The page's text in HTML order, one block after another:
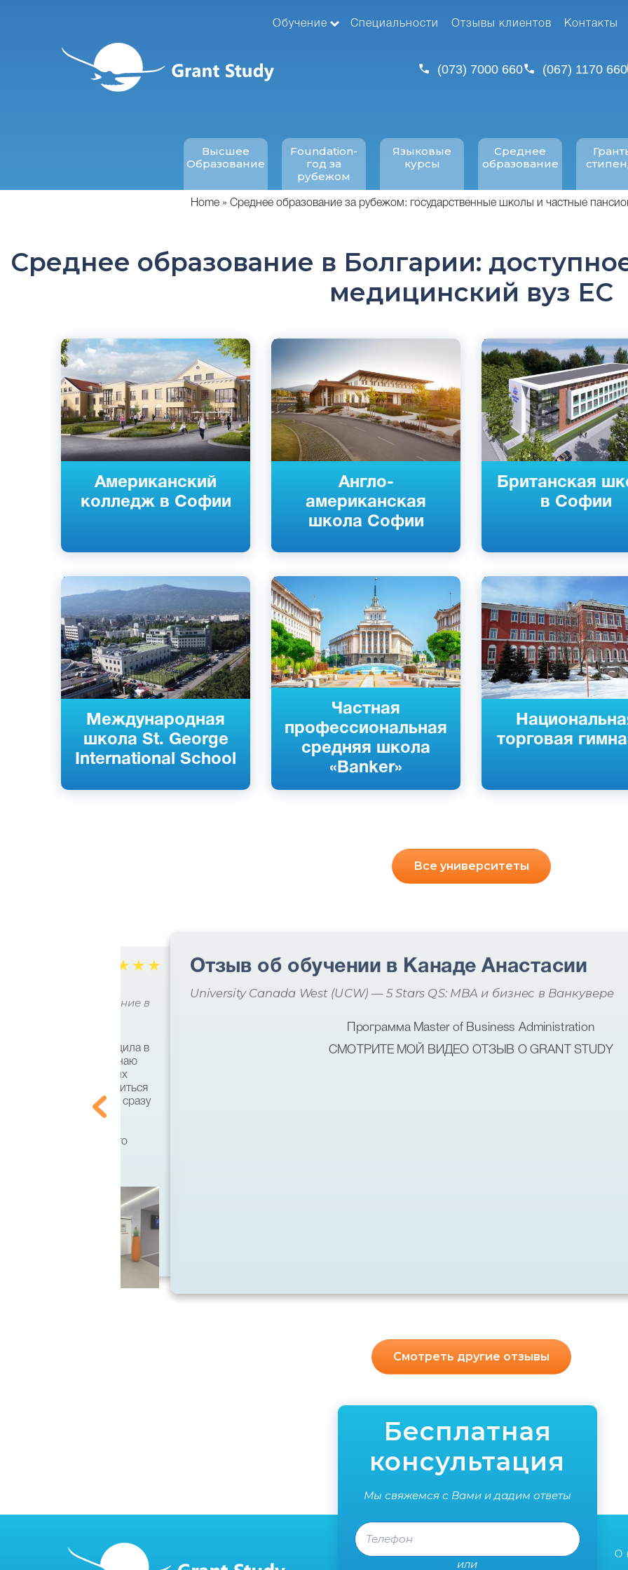
содержанию
Обучение Специальности Отзывы клиентов Контакты
(073) 7000 660 (067) 1170 660
Высшее
Образование
Foundation-
год за
рубежом
Языковые
курсы
Среднее
образование
Home Среднее образование за рубежом: государственные школы и частные
Среднее образование в Болгарии:
медицинский вуз ЕС
Американский
колледж в Софии
Английский
Болгарский
София, Болгария
Частный
Англо-
американская
школа Софии
Английский
София, Болгария
Частный
Британская
в Софии
Английский
Болгарский
София, Пловдив, Болгария
Частный
Международная
школа St. George
International School
Английский
Болгарский
София, Болгария
Частный
Частная
профессиональная
средняя школа
«Banker»
Английский
Болгарский
София, Болгария
Частный
торговая
Английский
Пловдив, Болгария
Государственный
Все университеты
☆ ☆ ☆
образование в
я несколько раз ездила в
язык и совсем не знаю
По совету хороших
есть возможность учиться
вузе, а поступать сразу
на бакалавра по
государственного
Отзыв об обучении в Канаде Анастасии
University Canada West (UCW) — 5 Stars QS: MBA и бизнес в Ванкувере
Программа Master of Business Administration
СМОТРИТЕ МОЙ ВИДЕО ОТЗЫВ О GRANT STUDY
Смотреть другие отзывы
Бесплатная
консультация
Мы свяжемся с Вами и дадим ответы
Телефон
или
О